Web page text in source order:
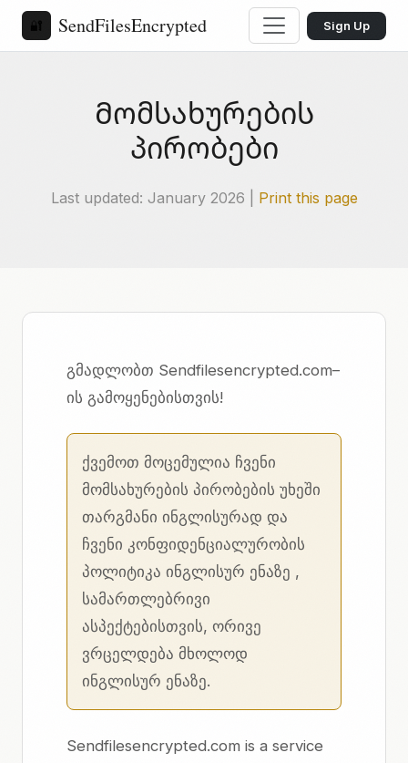
🔐 SendFilesEncrypted Sign Up
Მომსახურების
პირობები
Last updated: January 2026 | Print this page
გმადლობთ Sendfilesencrypted.com–
ის გამოყენებისთვის!
ქვემოთ მოცემულია ჩვენი
მომსახურების პირობების უხეში
თარგმანი ინგლისურად და
ჩვენი კონფიდენციალურობის
პოლიტიკა ინგლისურ ენაზე ,
სამართლებრივი
ასპექტებისთვის, ორივე
ვრცელდება მხოლოდ
ინგლისურ ენაზე.
Sendfilesencrypted.com is a service